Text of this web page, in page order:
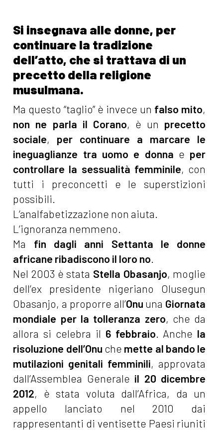
Si insegnava alle donne, per
continuare la tradizione
dell’atto, che si trattava di un
precetto della religione
musulmana.
Ma questo “taglio” è invece un falso mito,
non ne parla il Corano, è un precetto
sociale, per continuare a marcare le
ineguaglianze tra uomo e donna e per
controllare la sessualità femminile, con
tutti i preconcetti e le superstizioni
possibili.
L’analfabetizzazione non aiuta.
L’ignoranza nemmeno.
Ma fin dagli anni Settanta le donne
africane ribadiscono il loro no
Nel 2003 è stata Stella Obasanjo, moglie
dell’ex presidente nigeriano Olusegun
Obasanjo, a proporre all’Onu una Giornata
mondiale per la tolleranza zero, che da
allora si celebra il 6 febbraio . Anche la
risoluzione dell’Onu che mette al bando le
mutilazioni genitali femminili, approvata
dall’Assemblea Generale il 20 dicembre
2012, è stata voluta dall’Africa, da un
appello lanciato nel 2010 dai
rappresentanti di ventisette Paesi riuniti